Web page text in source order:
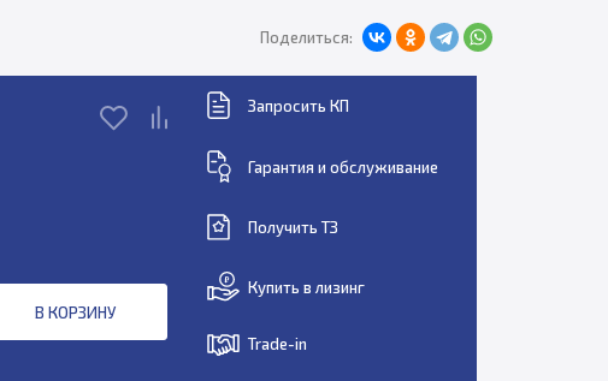
Поделиться:
В КОРЗИНУ
Запросить КП
Гарантия и обслуживание
Получить ТЗ
Купить в лизинг
Trade-in